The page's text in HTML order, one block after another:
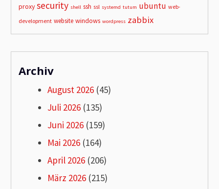
proxy security shell ssh ssl systemd tutum ubuntu web-
development website windows wordpress zabbix
Archiv
August 2026 (45)
Juli 2026 (135)
Juni 2026 (159)
Mai 2026 (164)
April 2026 (206)
März 2026 (215)